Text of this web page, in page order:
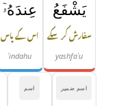
يَشْفَعُ
سفارش کر سکے
yashfaʿu
عِندَهُۥٓ
اس کے پاس
ʿindahu
اسم ضمیر اسم